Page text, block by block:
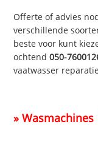
Offerte of advies
verschillende
beste voor kunt
ochtend050-
vaatwasser
»